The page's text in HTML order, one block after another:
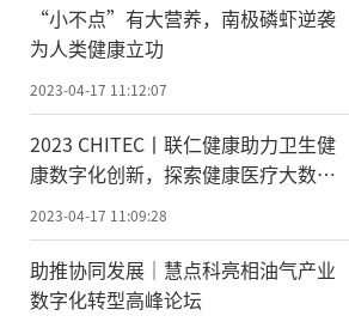
“小不点”有大营养，南极磷虾逆袭
为人类健康立功
2023-04-17 11:12:07
2023 CHITEC丨联仁健康助力卫生健
康数字化创新，探索健康医疗大数据
应用与发展
2023-04-17 11:09:28
助推协同发展｜慧点科亮相油气产业
数字化转型高峰论坛